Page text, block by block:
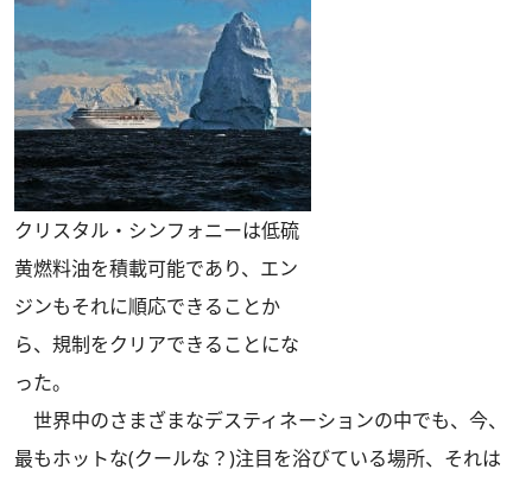
クリスタル・シンフォニーは低硫
黄燃料油を積載可能であり、エン
ジンもそれに順応できることか
ら、規制をクリアできることにな
った。
世界中のさまざまなデスティネーションの中でも、今、
最もホットな(クールな？)注目を浴びている場所、それは